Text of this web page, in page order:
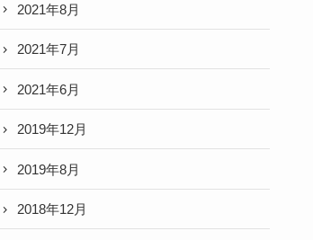
2021年8月
2021年7月
2021年6月
2019年12月
2019年8月
2018年12月